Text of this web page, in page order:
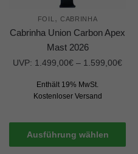
FOIL , CABRINHA
Cabrinha Union Carbon Apex
Mast 2026
UVP: 1.499,00€ – 1.599,00€
Enthält 19% MwSt.
Kostenloser Versand
Ausführung wählen